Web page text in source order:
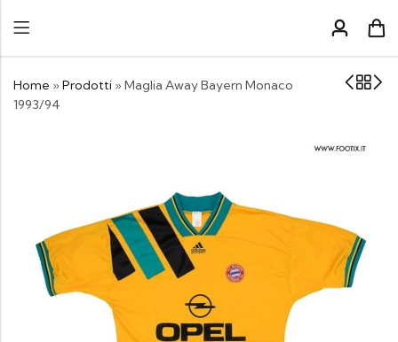
Home » Prodotti » Maglia Away Bayern Monaco
1993/94